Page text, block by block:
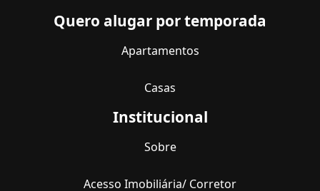
Quero alugar por temporada
Apartamentos
Casas
Institucional
Sobre
Acesso Imobiliária/ Corretor